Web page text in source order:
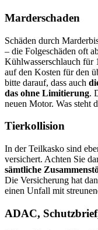
Marderschaden
Schäden durch
– die Folgeschäden oft
Kühlwasserschlauch für
auf den Kosten für den
bitte darauf, dass auch
das ohne Limitierung.
neuen Motor. Was steht
Tierkollision
In der Teilkasko sind
versichert. Achten Sie
sämtliche
Die Versicherung hat
einen Unfall mit
ADAC,